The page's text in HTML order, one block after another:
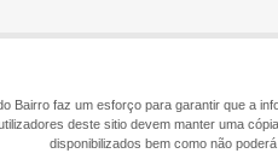
Bairro faz um esforço para garantir que a
deste sitio devem manter uma
disponibilizados bem como não